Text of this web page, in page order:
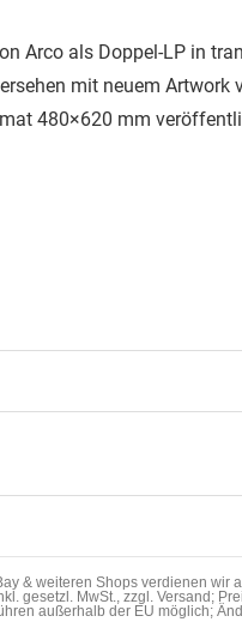
Arco als Doppel-LP in
mit neuem
480×620 mm
& weiteren Shops verdienen
gesetzl. MwSt., zzgl. Versand;
außerhalb der EU möglich;